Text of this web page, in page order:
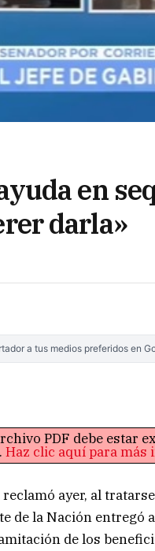
en
darla»
a tus medios preferidos en
PDF debe estar
Haz clic aquí para
ayer, al
de la Nación entregó
de los